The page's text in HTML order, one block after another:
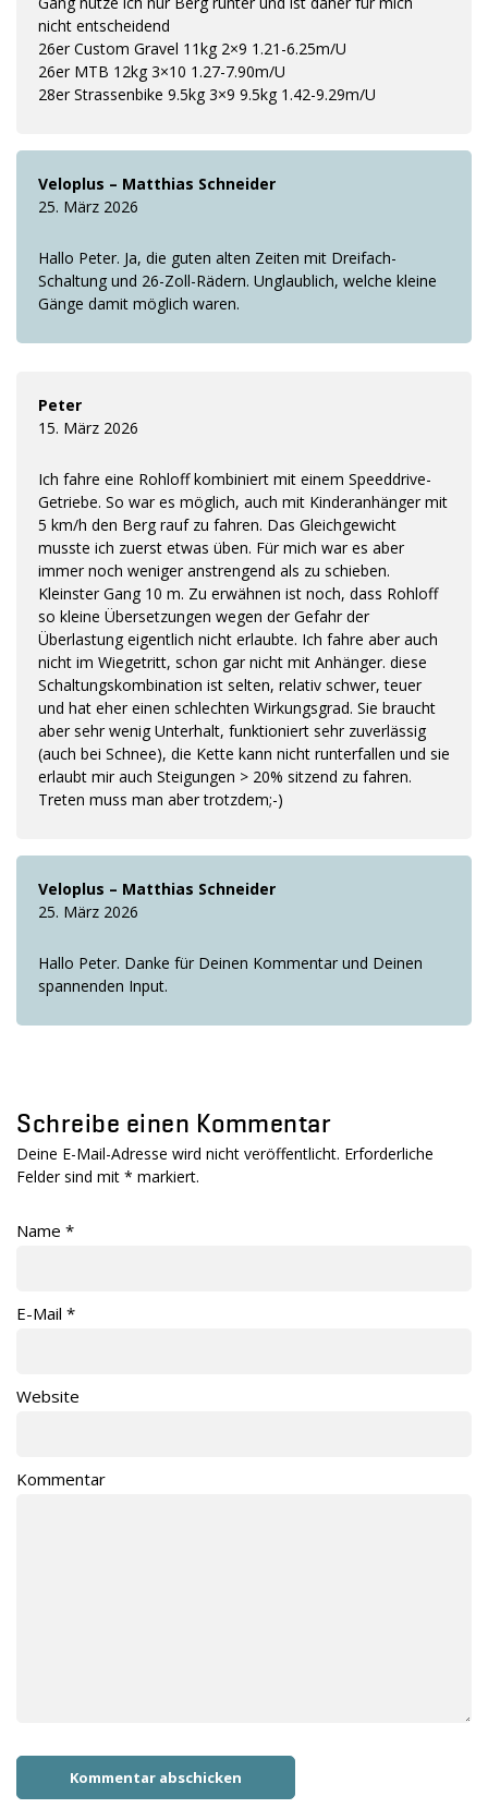
nicht entscheidend
26er Custom Gravel 11kg 2×9 1.21-6.25m/U
26er MTB 12kg 3×10 1.27-7.90m/U
28er Strassenbike 9.5kg 3×9 9.5kg 1.42-9.29m/U
Veloplus – Matthias Schneider
25. März 2026
Hallo Peter. Ja, die guten alten Zeiten mit Dreifach-
Schaltung und 26-Zoll-Rädern. Unglaublich, welche kleine
Gänge damit möglich waren.
Peter
15. März 2026
Ich fahre eine Rohloff kombiniert mit einem Speeddrive-
Getriebe. So war es möglich, auch mit Kinderanhänger mit
5 km/h den Berg rauf zu fahren. Das Gleichgewicht
musste ich zuerst etwas üben. Für mich war es aber
immer noch weniger anstrengend als zu schieben.
Kleinster Gang 10 m. Zu erwähnen ist noch, dass Rohloff
so kleine Übersetzungen wegen der Gefahr der
Überlastung eigentlich nicht erlaubte. Ich fahre aber auch
nicht im Wiegetritt, schon gar nicht mit Anhänger. diese
Schaltungskombination ist selten, relativ schwer, teuer
und hat eher einen schlechten Wirkungsgrad. Sie braucht
aber sehr wenig Unterhalt, funktioniert sehr zuverlässig
(auch bei Schnee), die Kette kann nicht runterfallen und sie
erlaubt mir auch Steigungen > 20% sitzend zu fahren.
Treten muss man aber trotzdem;-)
Veloplus – Matthias Schneider
25. März 2026
Hallo Peter. Danke für Deinen Kommentar und Deinen
spannenden Input.
Schreibe einen Kommentar
Deine E-Mail-Adresse wird nicht veröffentlicht. Erforderliche
Felder sind mit * markiert.
Name *
E-Mail *
Website
Kommentar